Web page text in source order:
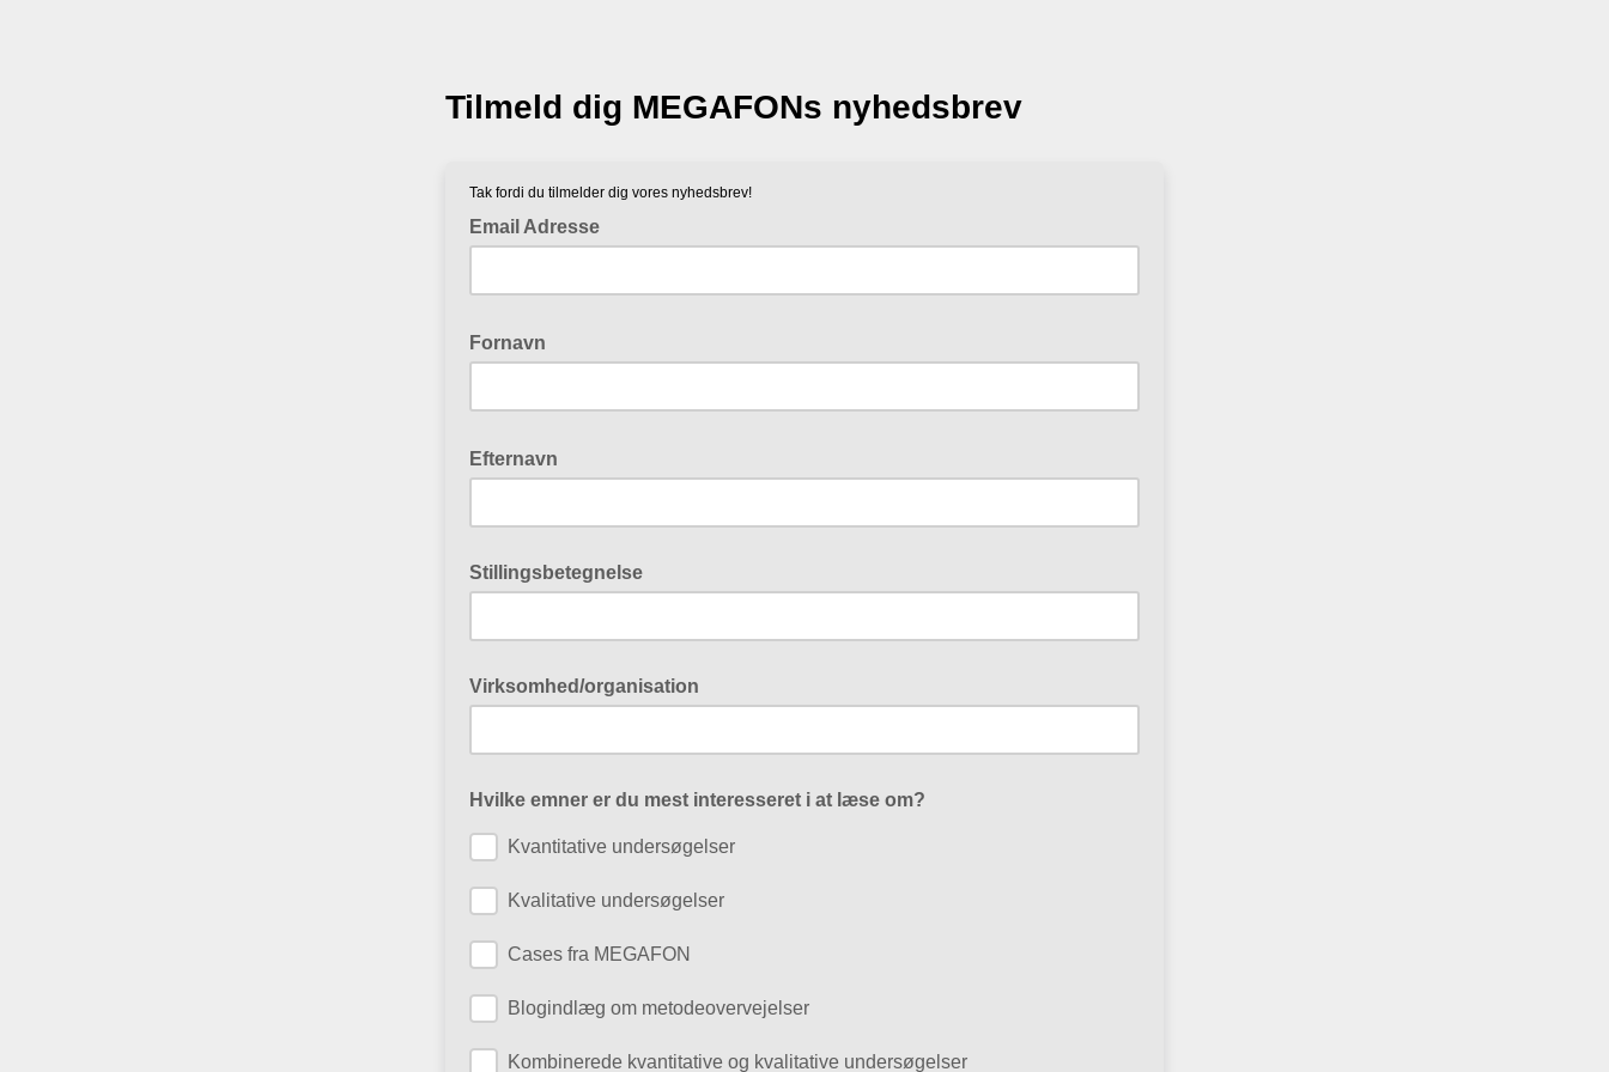
Tilmeld dig MEGAFONs nyhedsbrev
Tak fordi du tilmelder dig vores nyhedsbrev!
Email Adresse
Fornavn
Efternavn
Stillingsbetegnelse
Virksomhed/organisation
Hvilke emner er du mest interesseret i at læse om?
Kvantitative undersøgelser
Kvalitative undersøgelser
Cases fra MEGAFON
Blogindlæg om metodeovervejelser
Kombinerede kvantitative og kvalitative undersøgelser